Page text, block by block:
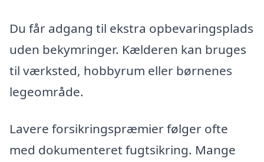
Du får adgang til ekstra opbevaringsplads
uden bekymringer. Kælderen kan bruges
til værksted, hobbyrum eller børnenes
legeområde.
Lavere forsikringspræmier følger ofte
med dokumenteret fugtsikring. Mange